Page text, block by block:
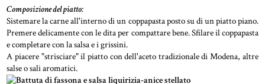
Composizione del piatto:
Sistemare la carne all'interno di un coppapasta posto su di un piatto piano.
Premere delicamente con le dita per compattare bene. Sfilare il coppapasta
e completare con la salsa e i grissini.
A piacere "strisciare" il piatto con dell'aceto tradizionale di Modena, altre
salse o sali aromatici.